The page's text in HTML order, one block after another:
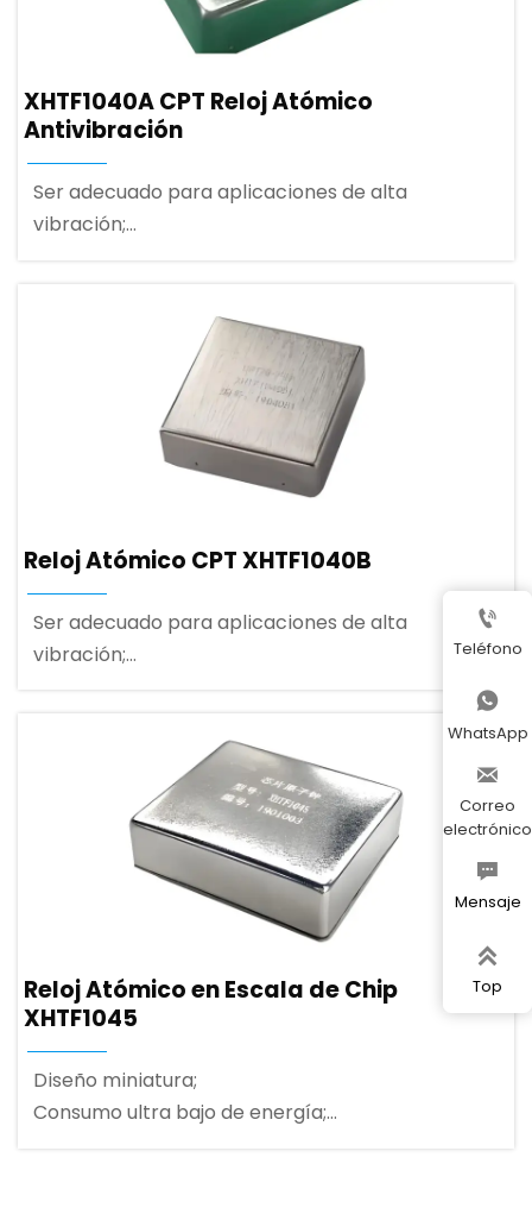
XHTF1040A CPT Reloj Atómico
Antivibración
Ser adecuado para aplicaciones de alta
vibración;
Puerto de comunicación serie UART;
Reloj Atómico CPT XHTF1040B
Ser adecuado para aplicaciones de alta
vibración;
Puerto de comunicación serie UART, ser capaz de
proporcionar salida de onda sinusoidal;
Reloj Atómico en Escala de Chip
XHTF1045
Diseño miniatura;
Consumo ultra bajo de energía;

Teléfono

WhatsApp

Correo
electrónico

Mensaje

Top